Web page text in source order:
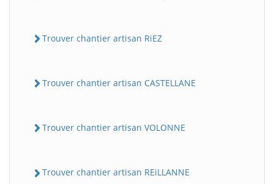
Trouver chantier artisan RiEZ
Trouver chantier artisan CASTELLANE
Trouver chantier artisan VOLONNE
Trouver chantier artisan REiLLANNE